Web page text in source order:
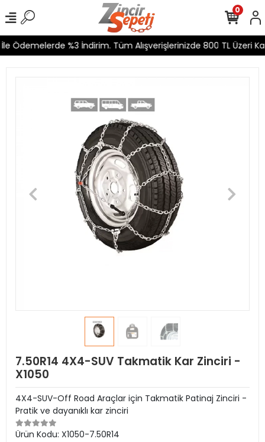
Ödemelerde %3 İndirim. Tüm Alışverişlerinizde 800 TL Üzeri
0
7.50R14 4X4-SUV Takmatik Kar Zinciri -
X1050
4X4-SUV-Off Road Araçlar için Takmatik Patinaj Zinciri -
Pratik ve dayanıklı kar zinciri
Ürün Kodu: X1050-7.50R14